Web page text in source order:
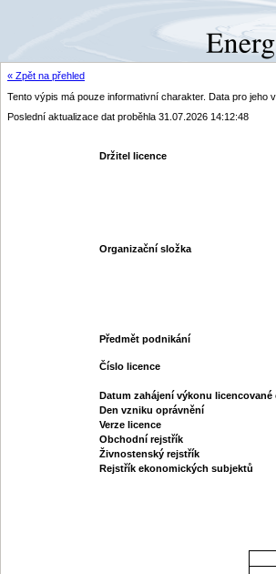
« Zpět na přehled
Tento výpis má pouze informativní charakter. Data pro
Poslední aktualizace dat proběhla 31.07.2026 14:12:48
Držitel licence
Organizační složka
Předmět podnikání
Číslo licence
Datum zahájení výkonu
Den vzniku oprávnění
Verze licence
Obchodní rejstřík
Živnostenský rejstřík
Rejstřík ekonomických subjektů